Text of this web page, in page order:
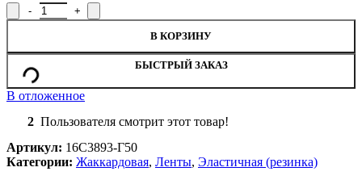
Количество товара Лента эластичная жаккардовая 16С3893-
В КОРЗИНУ
БЫСТРЫЙ ЗАКАЗ
В отложенное
2 Пользователя смотрит этот товар!
Артикул: 16С3893-Г50
Категории: Жаккардовая, Ленты, Эластичная (резинка)